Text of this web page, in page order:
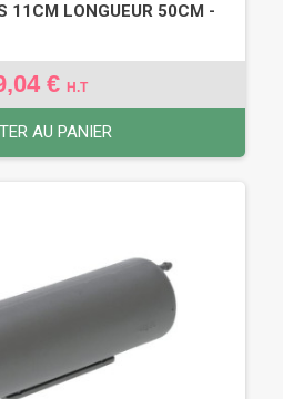
11CM LONGUEUR 50CM -
€ H.T
AU PANIER